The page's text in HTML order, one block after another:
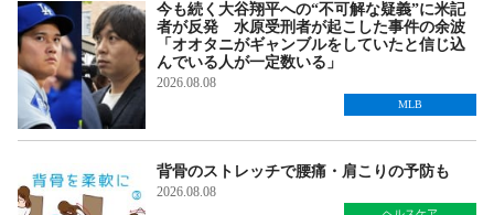
今も続く大谷翔平への“不可解な疑義”に米記
者が反発 水原受刑者が起こした事件の余波
「オオタニがギャンブルをしていたと信じ込
んでいる人が一定数いる」
2026.08.08
MLB
背骨のストレッチで腰痛・肩こりの予防も
2026.08.08